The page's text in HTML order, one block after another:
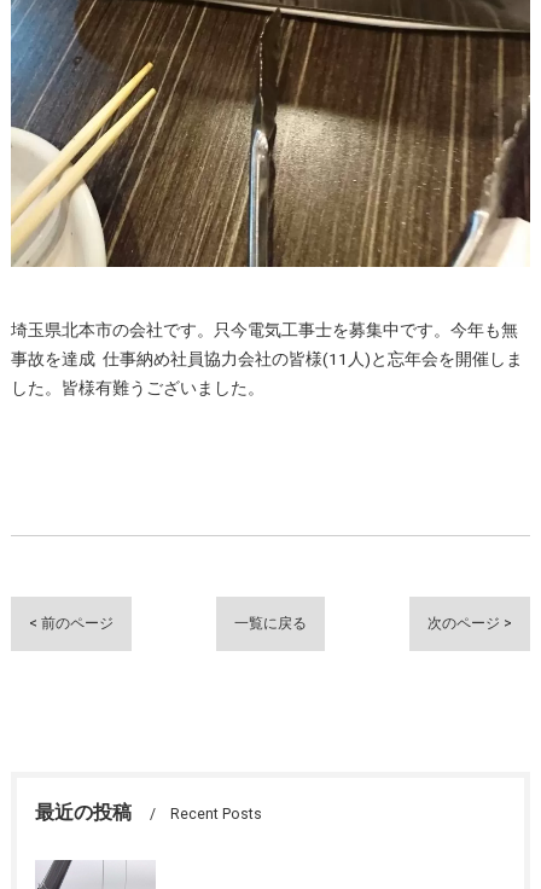
埼玉県北本市の会社です。只今電気工事士を募集中です。今年も無
事故を達成 仕事納め社員協力会社の皆様(11人)と忘年会を開催しま
した。皆様有難うございました。
< 前のページ 一覧に戻る 次のページ >
最近の投稿 Recent Posts